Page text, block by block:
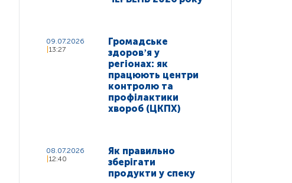
09.07.2026
13:27
Громадське
здоровʼя у
регіонах: як
працюють центри
контролю та
профілактики
хвороб (ЦКПХ)
08.07.2026
12:40
Як правильно
зберігати
продукти у спеку